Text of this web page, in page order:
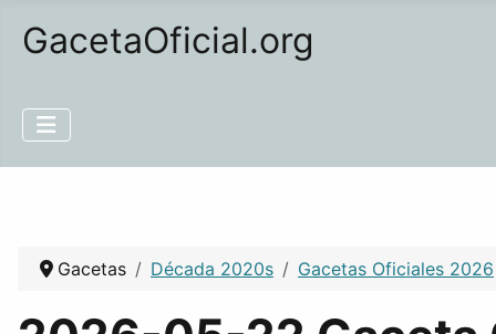
GacetaOficial.org
Gacetas Década 2020s Gacetas Oficiales 2026